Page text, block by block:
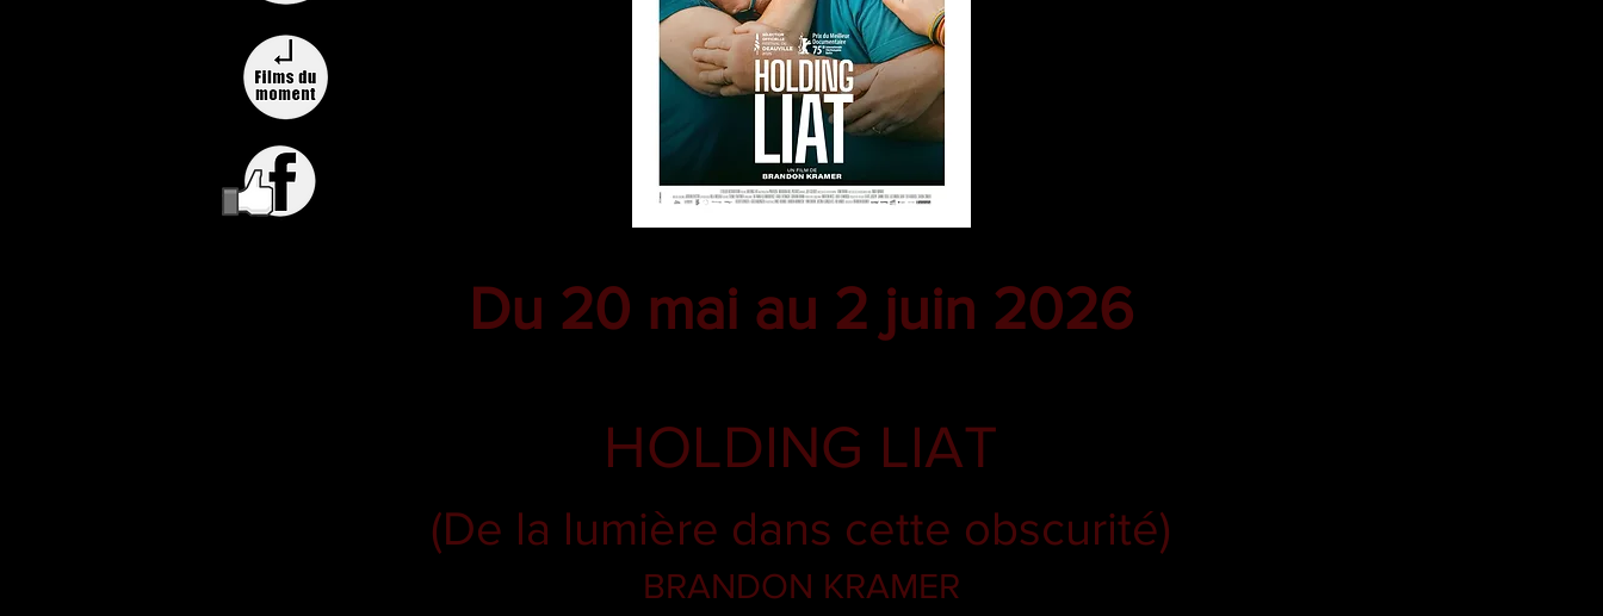
Du 20 mai au 2 juin 2026
HOLDING LIAT
(De la lumière dans cette obscurité)
BRANDON KRAMER